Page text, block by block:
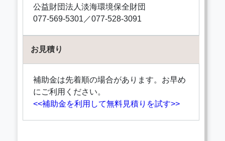
公益財団法人淡海環境保全財団
077-569-5301／077-528-3091
お見積り
補助金は先着順の場合があります。お早め
にご利用ください。
<<補助金を利用して無料見積りを試す>>